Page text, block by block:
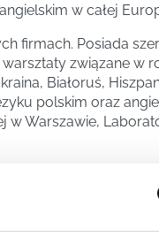
w całej
firmach. Posiada
związane w
Białoruś,
polskim oraz
w Warszawie,
Pomocy i Edukacji
DISC,